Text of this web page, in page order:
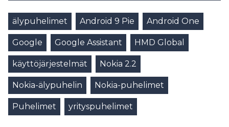
älypuhelimet Android 9 Pie Android One
Google Google Assistant HMD Global
käyttöjärjestelmät Nokia 2.2
Nokia-älypuhelin Nokia-puhelimet
Puhelimet yrityspuhelimet